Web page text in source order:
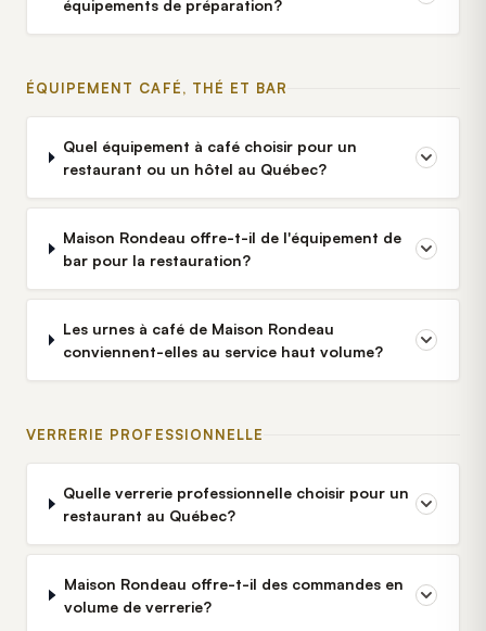
équipements de préparation?
ÉQUIPEMENT CAFÉ, THÉ ET BAR
Quel équipement à café choisir pour un
restaurant ou un hôtel au Québec?
Maison Rondeau offre-t-il de l'équipement de
bar pour la restauration?
Les urnes à café de Maison Rondeau
conviennent-elles au service haut volume?
VERRERIE PROFESSIONNELLE
Quelle verrerie professionnelle choisir pour un
restaurant au Québec?
Maison Rondeau offre-t-il des commandes en
volume de verrerie?